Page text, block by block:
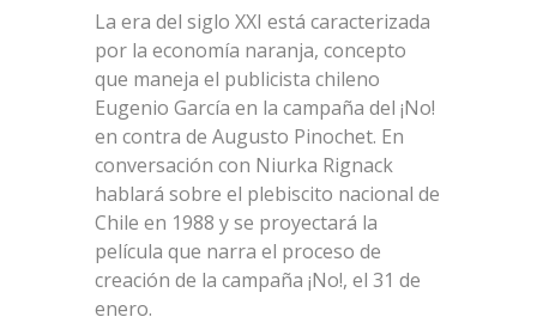
La era del siglo XXI está caracterizada
por la economía naranja, concepto
que maneja el publicista chileno
Eugenio García en la campaña del ¡No!
en contra de Augusto Pinochet. En
conversación con Niurka Rignack
hablará sobre el plebiscito nacional de
Chile en 1988 y se proyectará la
película que narra el proceso de
creación de la campaña ¡No!, el 31 de
enero.